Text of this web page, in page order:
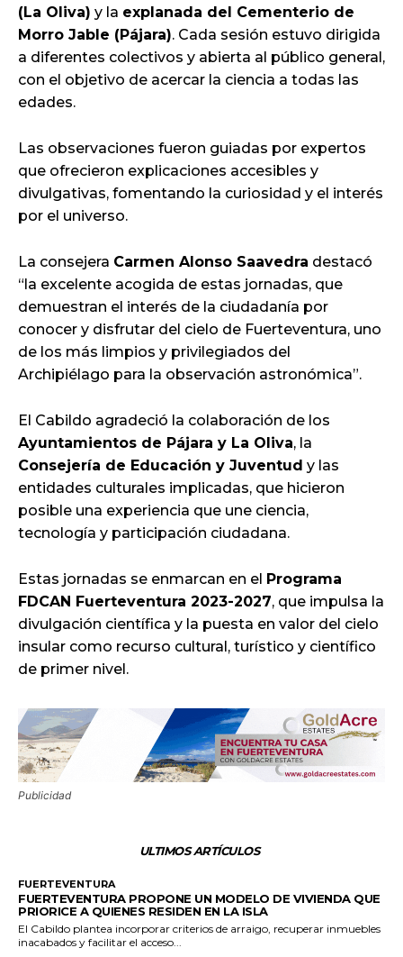
(La Oliva) y la explanada del Cementerio de
Morro Jable (Pájara). Cada sesión estuvo dirigida
a diferentes colectivos y abierta al público general,
con el objetivo de acercar la ciencia a todas las
edades.
Las observaciones fueron guiadas por expertos
que ofrecieron explicaciones accesibles y
divulgativas, fomentando la curiosidad y el interés
por el universo.
La consejera Carmen Alonso Saavedra destacó
“la excelente acogida de estas jornadas, que
demuestran el interés de la ciudadanía por
conocer y disfrutar del cielo de Fuerteventura, uno
de los más limpios y privilegiados del
Archipiélago para la observación astronómica”.
El Cabildo agradeció la colaboración de los
Ayuntamientos de Pájara y La Oliva, la
Consejería de Educación y Juventud y las
entidades culturales implicadas, que hicieron
posible una experiencia que une ciencia,
tecnología y participación ciudadana.
Estas jornadas se enmarcan en el Programa
FDCAN Fuerteventura 2023-2027, que impulsa la
divulgación científica y la puesta en valor del cielo
insular como recurso cultural, turístico y científico
de primer nivel.
Publicidad
ULTIMOS ARTÍCULOS
FUERTEVENTURA
FUERTEVENTURA PROPONE UN MODELO DE VIVIENDA QUE
PRIORICE A QUIENES RESIDEN EN LA ISLA
El Cabildo plantea incorporar criterios de arraigo, recuperar inmuebles
inacabados y facilitar el acceso...